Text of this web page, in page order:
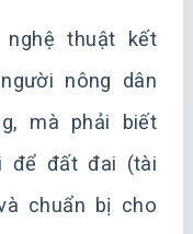
thuật kết
nông dân
mà phải biết
để đất đai (tài
chuẩn bị cho